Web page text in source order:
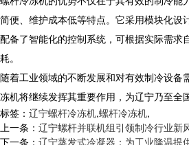
简便、维护成本低等特点。它采用模块化设
配备了智能化的控制系统，可根据实际需求
耗。
随着工业领域的不断发展和对有效制冷设备
冻机将继续发挥其重要作用，为辽宁乃至全
标签： 辽宁螺杆冷冻机,螺杆冷冻机,
上一条： 辽宁螺杆并联机组引领制冷行业新
下一条： 辽宁蒸发式冷凝器：为工业降温提